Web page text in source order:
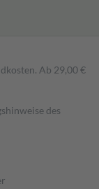
Ab 29,00 €
des